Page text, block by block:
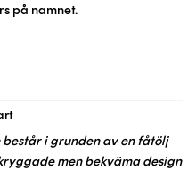
på namnet.
består i grunden av en fåtölj
men bekväma design